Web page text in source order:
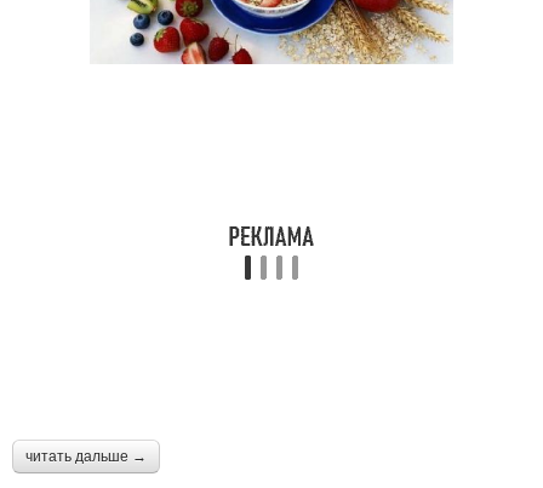
читать дальше →